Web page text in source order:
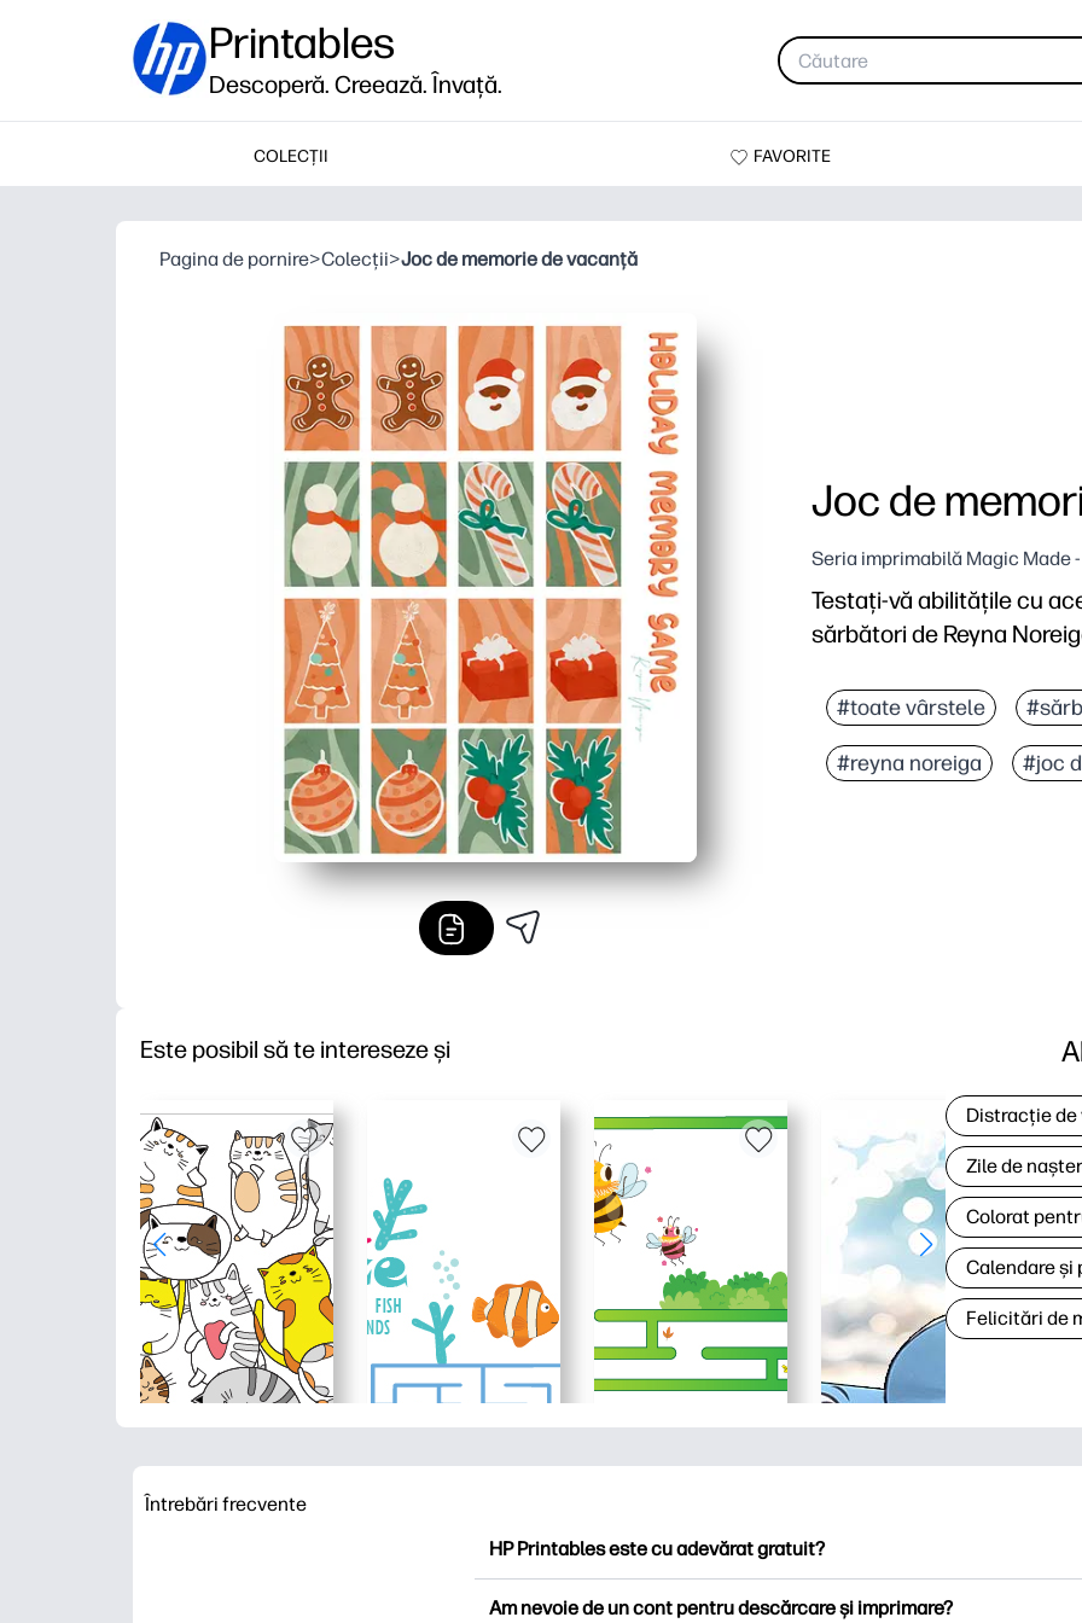
Printables
Descoperă. Creează. Învață.
COLECȚII FAVORITE
Pagina de pornire>Colecții>Joc de memorie de vacanță
Joc de
Seria imprimabilă Magic Made
Testați-vă abilitățile cu
sărbători de Reyna
Imprimați acasă, tăiați
Copiii tăi își
Puteți scala
#toate vârstele
#reyna noreiga #joc
Este posibil să te intereseze și
Distracție de
Zile de
Colorat
Calendare
Felicitări de
Întrebări frecvente
HP Printables este cu adevărat gratuit?
Am nevoie de un cont pentru descărcare și imprimare?